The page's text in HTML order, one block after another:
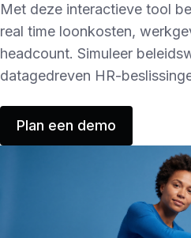
Met deze interactieve tool
real time loonkosten,
headcount. Simuleer
datagedreven HR-
Plan een demo